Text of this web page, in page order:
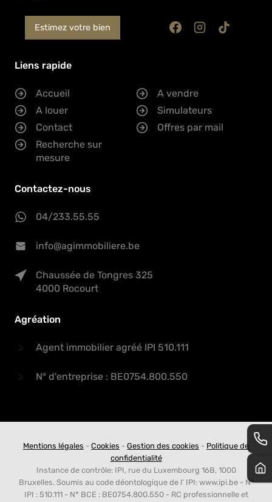
Estimez votre bien
Liens rapide
Accueil
A vendre
A louer
Simulateurs
Contact
Offres par mail
Recherche sur
mesure
Contactez-nous
04/233.55.55
info@agimmobiliere.be
Chaussée de Tongres 325
4000 Rocourt
Agréation
Agent immobilier agréé IPI 510.111
N° d'entreprise : BE0754.800.550
Mentions légales - Cookies - Gestion des cookies - Politique de
confidentialité
Instance de contrôle: IPI, rue du Luxembourg 16B, 1000
Bruxelles. Soumis au code déontologique de l’ IPI: www.ipi.be - N°
IPI : 510.111 - N* BCE : BE0754.800.550 - RC professionnelle et